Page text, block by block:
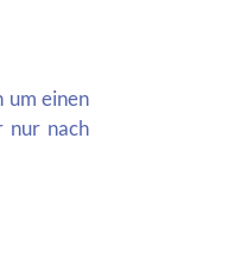
um einen
nur nach